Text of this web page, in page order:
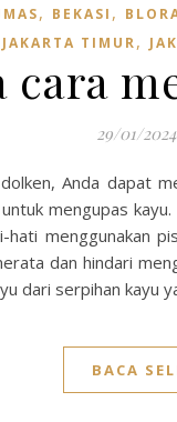
, BEKASI ,
JAKARTA TIMUR,
cara
29/01/2024
Anda dapat
mengupas
hati menggunakan
dan hindari
dari serpihan kayu
BACA